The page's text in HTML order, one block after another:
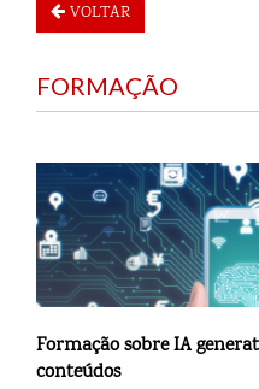
VOLTAR
FORMAÇÃO
Formação sobre IA
conteúdos